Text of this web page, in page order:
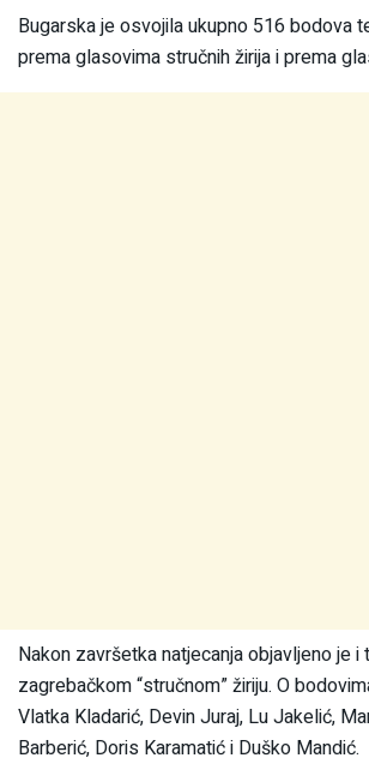
Bugarska je osvojila ukupno 516 bodova
prema glasovima stručnih žirija i prema
Nakon završetka natjecanja objavljeno je
zagrebačkom “stručnom” žiriju. O
Vlatka Kladarić, Devin Juraj, Lu Jakelić,
Barberić, Doris Karamatić i Duško Mandić.